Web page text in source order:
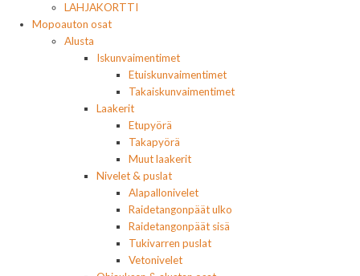
LAHJAKORTTI
Mopoauton osat
Alusta
Iskunvaimentimet
Etuiskunvaimentimet
Takaiskunvaimentimet
Laakerit
Etupyörä
Takapyörä
Muut laakerit
Nivelet & puslat
Alapallonivelet
Raidetangonpäät ulko
Raidetangonpäät sisä
Tukivarren puslat
Vetonivelet